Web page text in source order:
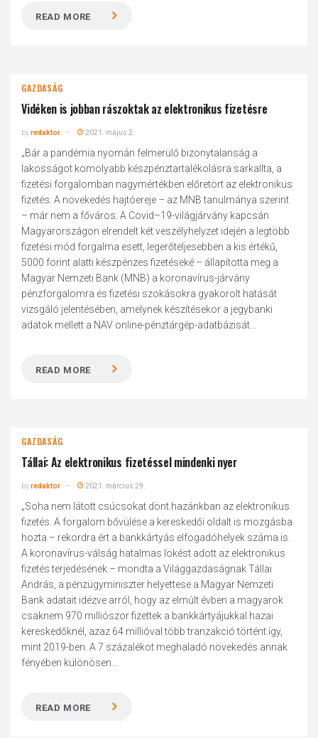
READ MORE
GAZDASÁG
Vidéken is jobban rászoktak az elektronikus fizetésre
byredaktor 2021. május 2.
„Bár a pandémia nyomán felmerülő bizonytalanság a
lakosságot komolyabb készpénztartalékolásra sarkallta, a
fizetési forgalomban nagymértékben előretört az elektronikus
fizetés. A növekedés hajtóereje – az MNB tanulmánya szerint
– már nem a főváros. A Covid–19-világjárvány kapcsán
Magyarországon elrendelt két veszélyhelyzet idején a legtöbb
fizetési mód forgalma esett, legerőteljesebben a kis értékű,
5000 forint alatti készpénzes fizetéseké – állapította meg a
Magyar Nemzeti Bank (MNB) a koronavírus-járvány
pénzforgalomra és fizetési szokásokra gyakorolt hatását
vizsgáló jelentésében, amelynek készítésekor a jegybanki
adatok mellett a NAV online-pénztárgép-adatbázisát...
READ MORE
GAZDASÁG
Tállai: Az elektronikus fizetéssel mindenki nyer
byredaktor 2021. március 29.
„Soha nem látott csúcsokat dönt hazánkban az elektronikus
fizetés. A forgalom bővülése a kereskedői oldalt is mozgásba
hozta – rekordra ért a bankkártyás elfogadóhelyek száma is.
A koronavírus-válság hatalmas lökést adott az elektronikus
fizetés terjedésének – mondta a Világgazdaságnak Tállai
András, a pénzügyminiszter helyettese a Magyar Nemzeti
Bank adatait idézve arról, hogy az elmúlt évben a magyarok
csaknem 970 milliószor fizettek a bankkártyájukkal hazai
kereskedőknél, azaz 64 millióval több tranzakció történt így,
mint 2019-ben. A 7 százalékot meghaladó növekedés annak
fényében különösen...
READ MORE